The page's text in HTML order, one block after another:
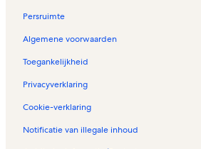
Persruimte
Algemene voorwaarden
Toegankelijkheid
Privacyverklaring
Cookie-verklaring
Notificatie van illegale inhoud